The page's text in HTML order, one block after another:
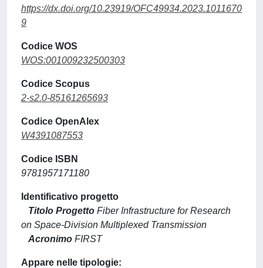
https://dx.doi.org/10.23919/OFC49934.2023.1011670
9
Codice WOS
WOS:001009232500303
Codice Scopus
2-s2.0-85161265693
Codice OpenAlex
W4391087553
Codice ISBN
9781957171180
Identificativo progetto
Titolo Progetto Fiber Infrastructure for Research
on Space-Division Multiplexed Transmission
Acronimo FIRST
Appare nelle tipologie: